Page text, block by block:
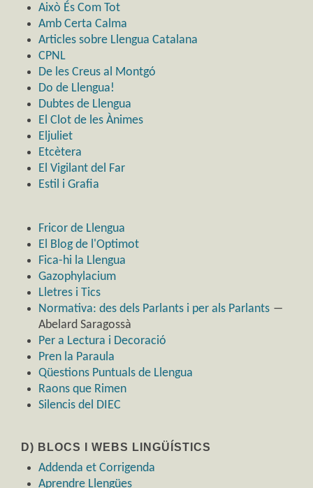
Això És Com Tot
Amb Certa Calma
Articles sobre Llengua Catalana
CPNL
De les Creus al Montgó
Do de Llengua!
Dubtes de Llengua
El Clot de les Ànimes
Eljuliet
Etcètera
El Vigilant del Far
Estil i Grafia
Fricor de Llengua
El Blog de l'Optimot
Fica-hi la Llengua
Gazophylacium
Lletres i Tics
Normativa: des dels Parlants i per als Parlants ―
Abelard Saragossà
Per a Lectura i Decoració
Pren la Paraula
Qüestions Puntuals de Llengua
Raons que Rimen
Silencis del DIEC
D) BLOCS I WEBS LINGÜÍSTICS
Addenda et Corrigenda
Aprendre Llengües